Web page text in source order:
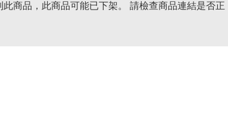
此商品，此商品可能已下架。 請檢查商品連結是否正